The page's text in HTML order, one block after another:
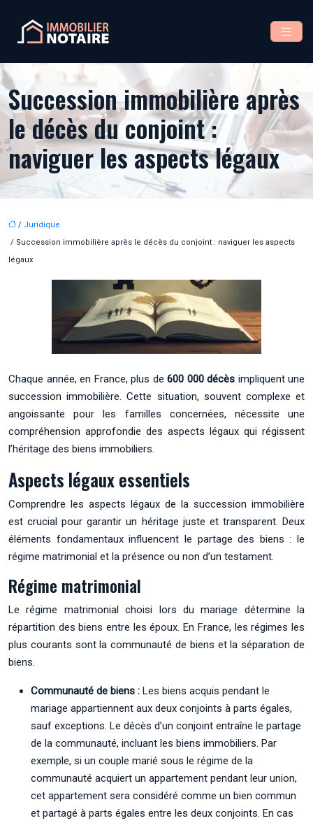
Succession immobilière après
le décès du conjoint :
naviguer les aspects légaux
/ Juridique
/ Succession immobilière après le décès du conjoint : naviguer les aspects
légaux
Chaque année, en France, plus de 600 000 décès impliquent une
succession immobilière. Cette situation, souvent complexe et
angoissante pour les familles concernées, nécessite une
compréhension approfondie des aspects légaux qui régissent
l’héritage des biens immobiliers.
Aspects légaux essentiels
Comprendre les aspects légaux de la succession immobilière
est crucial pour garantir un héritage juste et transparent. Deux
éléments fondamentaux influencent le partage des biens : le
régime matrimonial et la présence ou non d’un testament.
Régime matrimonial
Le régime matrimonial choisi lors du mariage détermine la
répartition des biens entre les époux. En France, les régimes les
plus courants sont la communauté de biens et la séparation de
biens.
Communauté de biens : Les biens acquis pendant le
mariage appartiennent aux deux conjoints à parts égales,
sauf exceptions. Le décès d’un conjoint entraîne le partage
de la communauté, incluant les biens immobiliers. Par
exemple, si un couple marié sous le régime de la
communauté acquiert un appartement pendant leur union,
cet appartement sera considéré comme un bien commun
et partagé à parts égales entre les deux conjoints. En cas